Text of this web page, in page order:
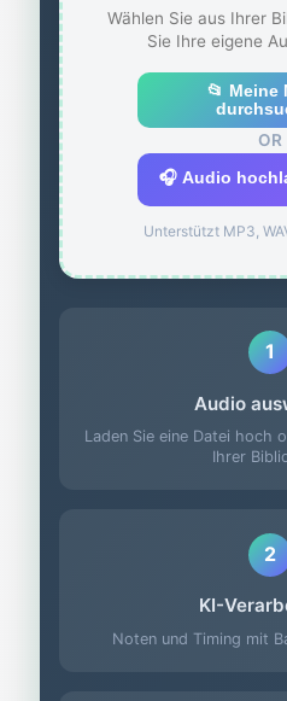
Wählen Sie aus Ihrer
Sie Ihre eigene
📂 Meine
OR
🎧 Audio
Unterstützt MP3,
1
Audio
Laden Sie eine Datei hoch
Ihrer
2
KI-
Noten und Timing mit